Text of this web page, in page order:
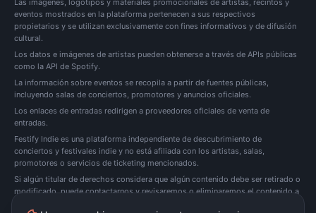
Las imágenes, logotipos y materiales promocionales de artistas, recintos y
eventos mostrados en la plataforma pertenecen a sus respectivos
propietarios y se utilizan exclusivamente con fines informativos y de difusión
cultural.
Los datos e imágenes de artistas pueden obtenerse a través de APIs públicas
como la API de Spotify.
La información sobre eventos se recopila a partir de fuentes públicas,
incluyendo salas de conciertos, promotores y anuncios oficiales.
Los enlaces de entradas redirigen a proveedores oficiales de venta de
entradas.
Festify Indie es una plataforma independiente de descubrimiento de
conciertos y festivales indie y no está afiliada con los artistas, salas,
promotores o servicios de ticketing mencionados.
Si algún titular de derechos considera que algún contenido debe ser retirado o
modificado, puede contactarnos y revisaremos o eliminaremos el contenido a